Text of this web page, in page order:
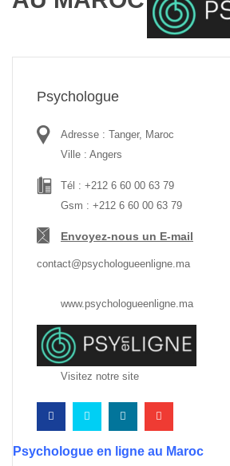
Psychologue
Adresse : Tanger, Maroc
Ville : Angers
Tél : +212 6 60 00 63 79
Gsm : +212 6 60 00 63 79
Envoyez-nous un E-mail
contact@psychologueenligne.ma
www.psychologueenligne.ma
Visitez notre site
Psychologue en ligne au Maroc